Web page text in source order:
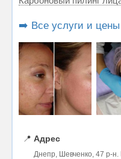
➡️ Все услуги и цены
📍 Адрес
Днепр, Шевченко, 47 р-